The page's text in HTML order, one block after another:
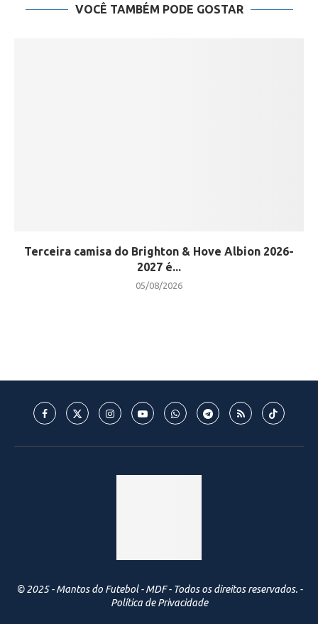
VOCÊ TAMBÉM PODE GOSTAR
Terceira camisa do Brighton & Hove Albion 2026-
2027 é...
05/08/2026
© 2025 - Mantos do Futebol - MDF - Todos os direitos reservados. -
Política de Privacidade